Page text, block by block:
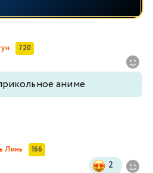
720
аниме
Линь 166
2